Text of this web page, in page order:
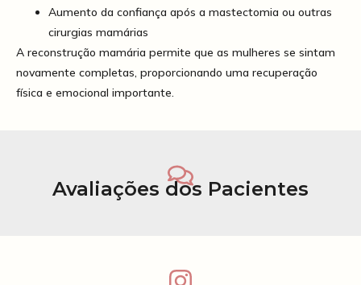
Aumento da confiança após a mastectomia ou outras
cirurgias mamárias
A reconstrução mamária permite que as mulheres se sintam
novamente completas, proporcionando uma recuperação
física e emocional importante.
Avaliações dos Pacientes